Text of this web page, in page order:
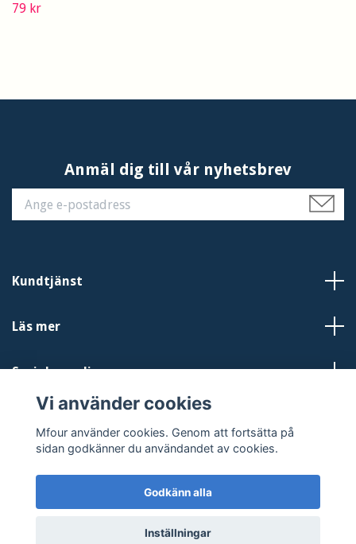
79 kr
Anmäl dig till vår nyhetsbrev
Kundtjänst
Läs mer
Sociala medier
© 2026 Mfour.se
Vi använder cookies
Mfour använder cookies. Genom att fortsätta på
sidan godkänner du användandet av cookies.
Godkänn alla
Inställningar